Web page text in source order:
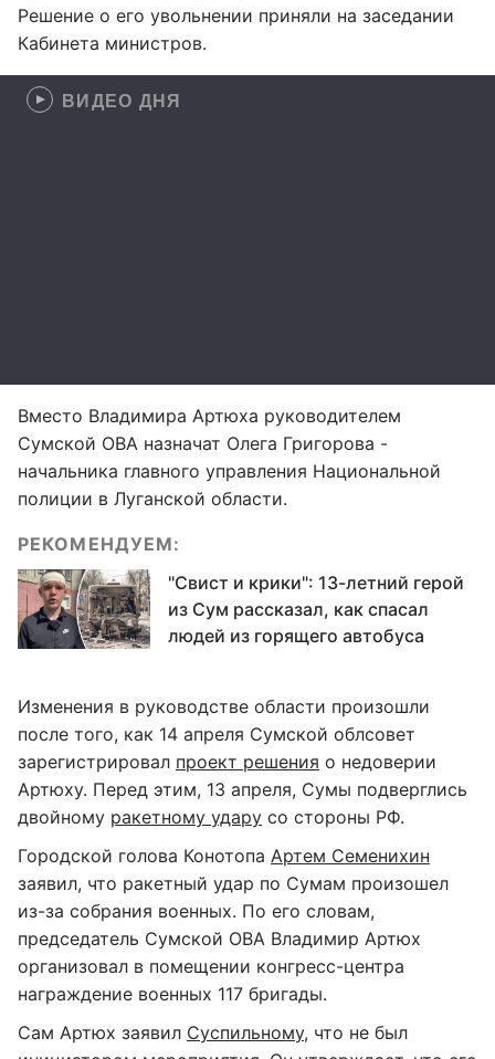
Решение о его увольнении приняли на заседании
Кабинета министров.
ВИДЕО ДНЯ
Вместо Владимира Артюха руководителем
Сумской ОВА назначат Олега Григорова -
начальника главного управления Национальной
полиции в Луганской области.
РЕКОМЕНДУЕМ:
"Свист и крики": 13-летний герой
из Сум рассказал, как спасал
людей из горящего автобуса
Изменения в руководстве области произошли
после того, как 14 апреля Сумской облсовет
зарегистрировал проект решения о недоверии
Артюху. Перед этим, 13 апреля, Сумы подверглись
двойному ракетному удару со стороны РФ.
Городской голова Конотопа Артем Семенихин
заявил, что ракетный удар по Сумам произошел
из-за собрания военных. По его словам,
председатель Сумской ОВА Владимир Артюх
организовал в помещении конгресс-центра
награждение военных 117 бригады.
Сам Артюх заявил Суспильному, что не был